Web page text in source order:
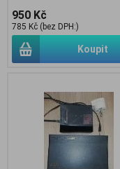
950 Kč
785 Kč (bez DPH:)
Koupit